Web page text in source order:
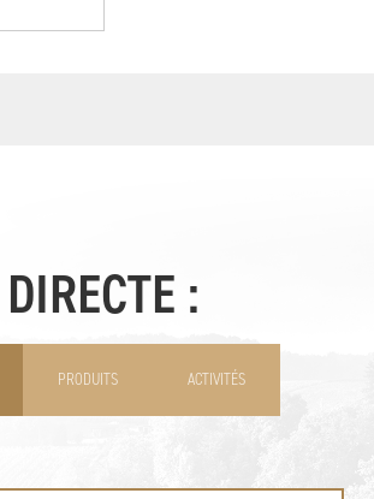
:
PRODUITS ACTIVITÉS